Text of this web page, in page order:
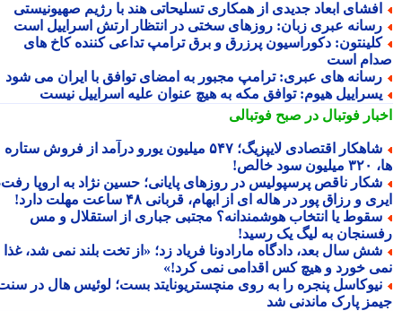
ابعاد جدیدی از همکاری تسلیحاتی هند با رژیم صهیونیستی
عبری زبان: روزهای سختی در انتظار ارتش اسراییل است
دکوراسیون پرزرق و برق ترامپ تداعی کننده کاخ های
است
های عبری: ترامپ مجبور به امضای توافق با ایران می شود
هیوم: توافق مکه به هیچ عنوان علیه اسراییل نیست
فوتبال در صبح فوتبالی
شاهکار اقتصادی لایپزیگ؛ ۵۴۷ میلیون یورو درآمد از فروش ستاره
ناقص پرسپولیس در روزهای پایانی؛ حسین نژاد به اروپا رفت،
و رزاق پور در هاله ای از ابهام، قربانی ۴۸ ساعت مهلت دارد!
یا انتخاب هوشمندانه؟ مجتبی جباری از استقلال و مس
به لیگ یک رسید!
سال بعد، دادگاه مارادونا فریاد زد؛ «از تخت بلند نمی شد، غذا
خورد و هیچ کس اقدامی نمی کرد!»
پنجره را به روی منچستریونایتد بست؛ لوئیس هال در سنت
پارک ماندنی شد